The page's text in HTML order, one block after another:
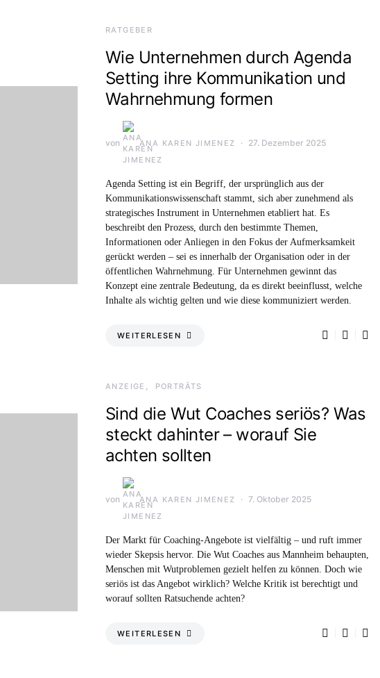
RATGEBER
Wie Unternehmen durch Agenda
Setting ihre Kommunikation und
Wahrnehmung formen
von ANA KAREN JIMENEZ 27. Dezember 2025
Agenda Setting ist ein Begriff, der ursprünglich aus der
Kommunikationswissenschaft stammt, sich aber zunehmend als
strategisches Instrument in Unternehmen etabliert hat. Es
beschreibt den Prozess, durch den bestimmte Themen,
Informationen oder Anliegen in den Fokus der Aufmerksamkeit
gerückt werden – sei es innerhalb der Organisation oder in der
öffentlichen Wahrnehmung. Für Unternehmen gewinnt das
Konzept eine zentrale Bedeutung, da es direkt beeinflusst, welche
Inhalte als wichtig gelten und wie diese kommuniziert werden.
WEITERLESEN
ANZEIGE PORTRÄTS
Sind die Wut Coaches seriös? Was
steckt dahinter – worauf Sie
achten sollten
von ANA KAREN JIMENEZ 7. Oktober 2025
Der Markt für Coaching-Angebote ist vielfältig – und ruft immer
wieder Skepsis hervor. Die Wut Coaches aus Mannheim behaupten,
Menschen mit Wutproblemen gezielt helfen zu können. Doch wie
seriös ist das Angebot wirklich? Welche Kritik ist berechtigt und
worauf sollten Ratsuchende achten?
WEITERLESEN